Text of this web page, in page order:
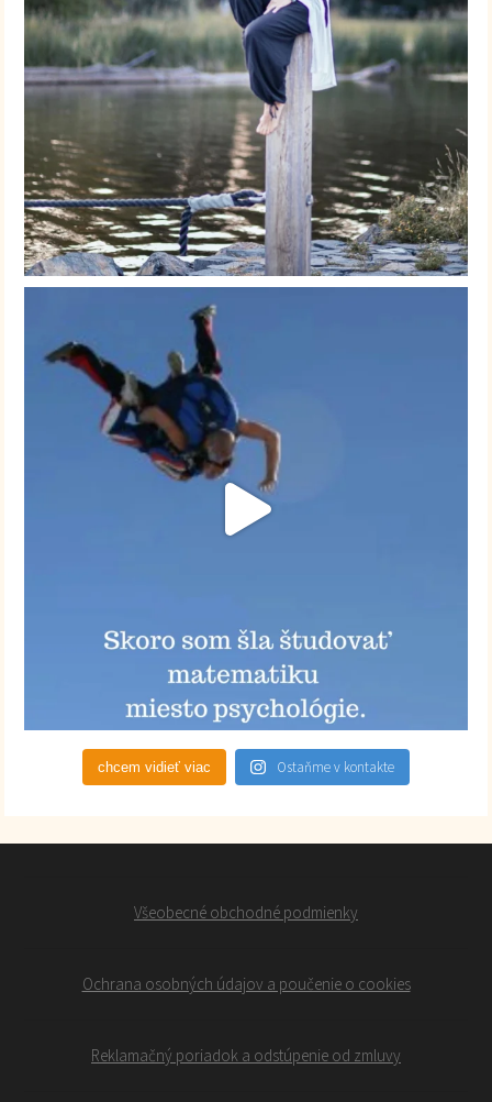
chcem vidieť viac Ostaňme v kontakte
Všeobecné obchodné podmienky
Ochrana osobných údajov a poučenie o cookies
Reklamačný poriadok a odstúpenie od zmluvy